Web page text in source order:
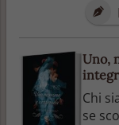
Uno,
Chi
se